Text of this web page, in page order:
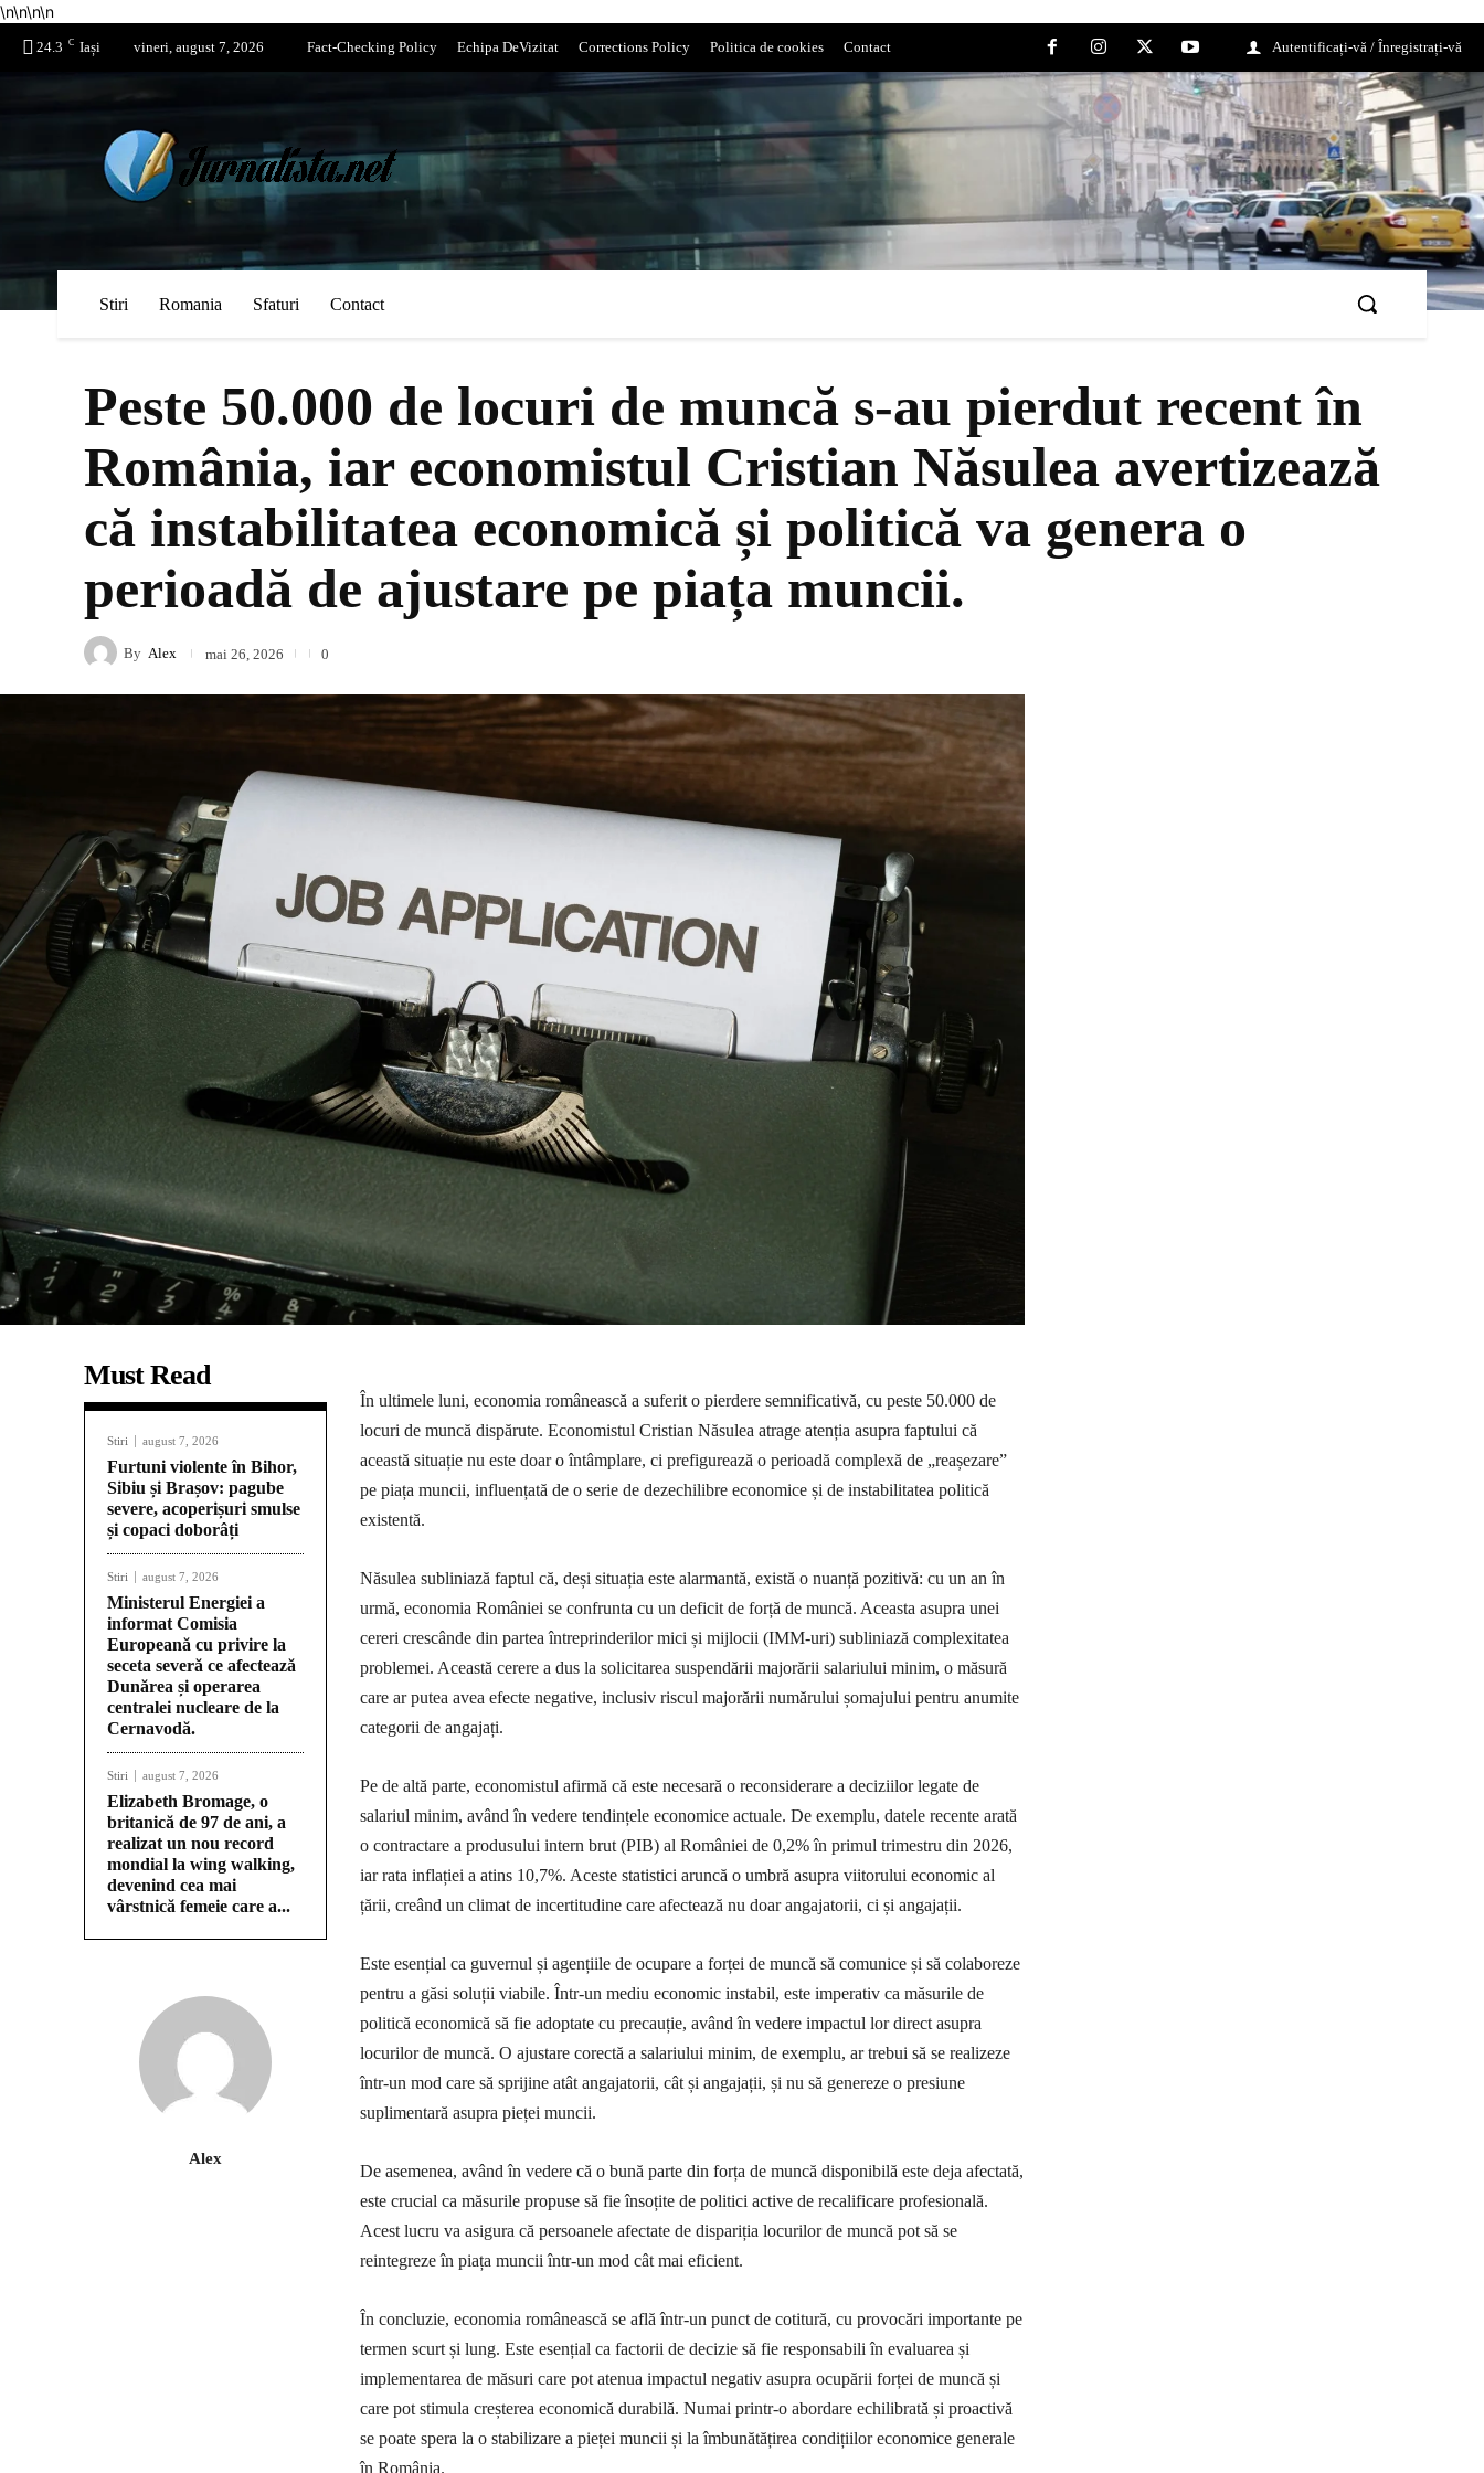
\n\n\n\n
24.3 C Iași vineri, august 7, 2026 Fact-Checking Policy Echipa DeVizitat Corrections Policy Politica de cookies Contact Autentificați-vă / Înregistrați-vă
Stiri Romania Sfaturi Contact
Peste 50.000 de locuri de muncă s-au pierdut recent în
România, iar economistul Cristian Năsulea avertizează
că instabilitatea economică și politică va genera o
perioadă de ajustare pe piața muncii.
By Alex mai 26, 2026 0
Must Read
Stiri august 7, 2026
Furtuni violente în Bihor,
Sibiu și Brașov: pagube
severe, acoperișuri smulse
și copaci doborâți
Stiri august 7, 2026
Ministerul Energiei a
informat Comisia
Europeană cu privire la
seceta severă ce afectează
Dunărea și operarea
centralei nucleare de la
Cernavodă.
Stiri august 7, 2026
Elizabeth Bromage, o
britanică de 97 de ani, a
realizat un nou record
mondial la wing walking,
devenind cea mai
vârstnică femeie care a...
Alex
În ultimele luni, economia românească a suferit o pierdere semnificativă, cu peste 50.000 de
locuri de muncă dispărute. Economistul Cristian Năsulea atrage atenția asupra faptului că
această situație nu este doar o întâmplare, ci prefigurează o perioadă complexă de „reașezare”
pe piața muncii, influențată de o serie de dezechilibre economice și de instabilitatea politică
existentă.
Năsulea subliniază faptul că, deși situația este alarmantă, există o nuanță pozitivă: cu un an în
urmă, economia României se confrunta cu un deficit de forță de muncă. Aceasta asupra unei
cereri crescânde din partea întreprinderilor mici și mijlocii (IMM-uri) subliniază complexitatea
problemei. Această cerere a dus la solicitarea suspendării majorării salariului minim, o măsură
care ar putea avea efecte negative, inclusiv riscul majorării numărului șomajului pentru anumite
categorii de angajați.
Pe de altă parte, economistul afirmă că este necesară o reconsiderare a deciziilor legate de
salariul minim, având în vedere tendințele economice actuale. De exemplu, datele recente arată
o contractare a produsului intern brut (PIB) al României de 0,2% în primul trimestru din 2026,
iar rata inflației a atins 10,7%. Aceste statistici aruncă o umbră asupra viitorului economic al
țării, creând un climat de incertitudine care afectează nu doar angajatorii, ci și angajații.
Este esențial ca guvernul și agențiile de ocupare a forței de muncă să comunice și să colaboreze
pentru a găsi soluții viabile. Într-un mediu economic instabil, este imperativ ca măsurile de
politică economică să fie adoptate cu precauție, având în vedere impactul lor direct asupra
locurilor de muncă. O ajustare corectă a salariului minim, de exemplu, ar trebui să se realizeze
într-un mod care să sprijine atât angajatorii, cât și angajații, și nu să genereze o presiune
suplimentară asupra pieței muncii.
De asemenea, având în vedere că o bună parte din forța de muncă disponibilă este deja afectată,
este crucial ca măsurile propuse să fie însoțite de politici active de recalificare profesională.
Acest lucru va asigura că persoanele afectate de dispariția locurilor de muncă pot să se
reintegreze în piața muncii într-un mod cât mai eficient.
În concluzie, economia românească se află într-un punct de cotitură, cu provocări importante pe
termen scurt și lung. Este esențial ca factorii de decizie să fie responsabili în evaluarea și
implementarea de măsuri care pot atenua impactul negativ asupra ocupării forței de muncă și
care pot stimula creșterea economică durabilă. Numai printr-o abordare echilibrată și proactivă
se poate spera la o stabilizare a pieței muncii și la îmbunătățirea condițiilor economice generale
în România.